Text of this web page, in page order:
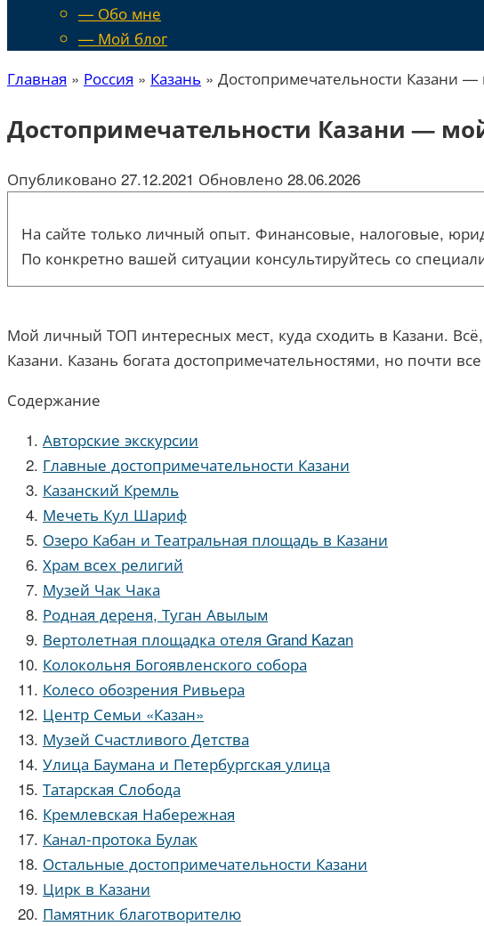
— Обо мне
— Мой блог
Главная » Россия » Казань » Достопримечательности Казани
Достопримечательности Казани —
Опубликовано 27.12.2021 Обновлено 28.06.2026
На сайте только личный опыт. Финансовые, налоговые,
По конкретно вашей ситуации консультируйтесь со
Мой личный ТОП интересных мест, куда сходить в Казани.
Казани. Казань богата достопримечательностями, но почти
Содержание
Авторские экскурсии
Главные достопримечательности Казани
Казанский Кремль
Мечеть Кул Шариф
Озеро Кабан и Театральная площадь в Казани
Храм всех религий
Музей Чак Чака
Родная дереня, Туган Авылым
Вертолетная площадка отеля Grand Kazan
Колокольня Богоявленского собора
Колесо обозрения Ривьера
Центр Семьи «Казан»
Музей Счастливого Детства
Улица Баумана и Петербургская улица
Татарская Слобода
Кремлевская Набережная
Канал-протока Булак
Остальные достопримечательности Казани
Цирк в Казани
Памятник благотворителю